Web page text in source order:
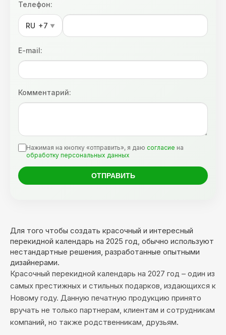
Телефон:
RU +7 ▼
E-mail:
Комментарий:
Нажимая на кнопку «отправить», я даю согласие на
обработку персональных данных
Для того чтобы создать красочный и интересный
перекидной календарь на 2025 год, обычно используют
нестандартные решения, разработанные опытными
дизайнерами.
Красочный перекидной календарь на 2027 год – один из
самых престижных и стильных подарков, издающихся к
Новому году. Данную печатную продукцию принято
вручать не только партнерам, клиентам и сотрудникам
компаний, но также родственникам, друзьям.